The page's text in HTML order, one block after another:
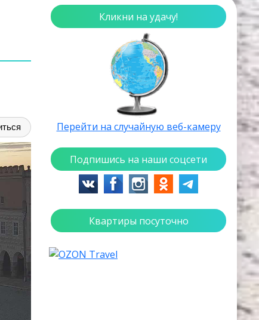
Кликни на удачу!
Перейти на случайную веб-камеру
Подпишись на наши соцсети
Квартиры посуточно